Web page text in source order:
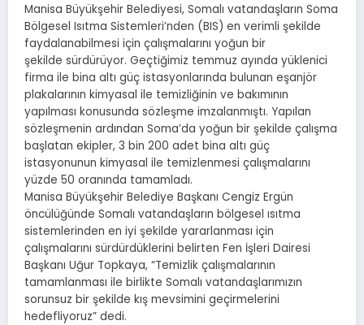
Manisa Büyükşehir Belediyesi, Somalı vatandaşların Soma
Bölgesel Isıtma Sistemleri’nden (BIS) en verimli şekilde
faydalanabilmesi için çalışmalarını yoğun bir
şekilde sürdürüyor. Geçtiğimiz temmuz ayında yüklenici
firma ile bina altı güç istasyonlarında bulunan eşanjör
plakalarının kimyasal ile temizliğinin ve bakımının
yapılması konusunda sözleşme imzalanmıştı. Yapılan
sözleşmenin ardından Soma’da yoğun bir şekilde çalışma
başlatan ekipler, 3 bin 200 adet bina altı güç
istasyonunun kimyasal ile temizlenmesi çalışmalarını
yüzde 50 oranında tamamladı.
Manisa Büyükşehir Belediye Başkanı Cengiz Ergün
öncülüğünde Somalı vatandaşların bölgesel ısıtma
sistemlerinden en iyi şekilde yararlanması için
çalışmalarını sürdürdüklerini belirten Fen İşleri Dairesi
Başkanı Uğur Topkaya, “Temizlik çalışmalarının
tamamlanması ile birlikte Somalı vatandaşlarımızın
sorunsuz bir şekilde kış mevsimini geçirmelerini
hedefliyoruz” dedi.